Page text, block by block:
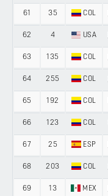
61 35 COL
62 4 USA
63 135 COL
64 255 COL
65 192 COL
66 123 COL
67 25 ESP
68 203 COL
69 13 MEX